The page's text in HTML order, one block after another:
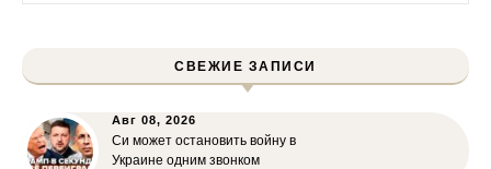
СВЕЖИЕ ЗАПИСИ
Авг 08, 2026
Си может остановить войну в
Украине одним звонком